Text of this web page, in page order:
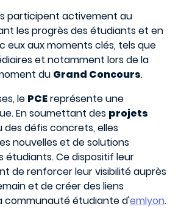
participent activement au
les progrès des étudiants et en
eux aux moments clés, tels que
et notamment lors de la
du Grand Concours.
le PCEreprésente une
En soumettant des projets
des défis concrets, elles
nouvelles et de solutions
étudiants. Ce dispositif leur
de renforcer leur visibilité auprès
et de créer des liens
communauté étudiante d'emlyon.